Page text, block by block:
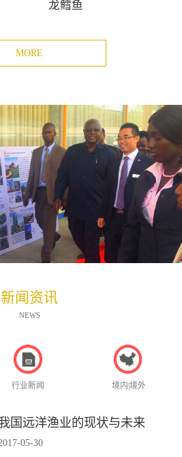
龙鳕鱼
MORE
新闻资讯
NEWS
行业新闻 境内|境外
国远洋渔业的现状与未来
-05-30